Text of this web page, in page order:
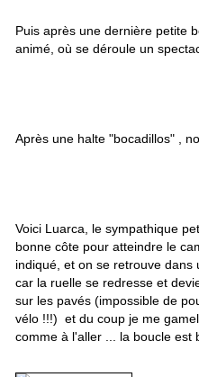
Puis après une dernière petite
animé, où se déroule un
Après une halte "bocadillos" ,
Voici Luarca, le sympathique
bonne côte pour atteindre le
indiqué, et on se retrouve
car la ruelle se redresse et
sur les pavés (impossible de
vélo !!!) et du coup je me
comme à l'aller ... la boucle est